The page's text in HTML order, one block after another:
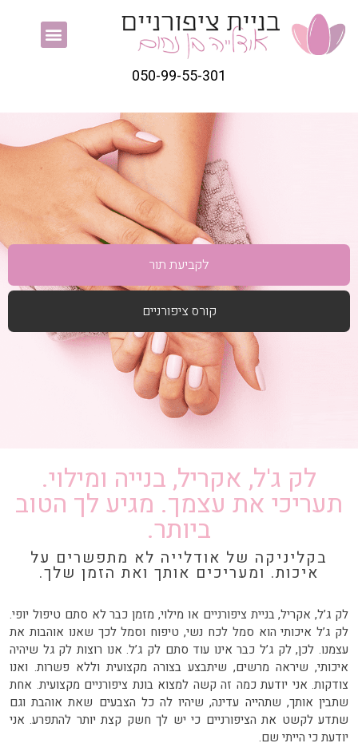
050-99-55-301
לקביעת תור
קורס ציפורניים
לק ג'ל, אקריל, בנייה ומילוי.
תעריכי את עצמך. מגיע לך הטוב
ביותר.
בקליניקה של אודלייה לא מתפשרים על
איכות. ומעריכים אותך ואת הזמן שלך.
לק ג’ל, אקריל, בניית ציפורניים או מילוי, מזמן כבר לא סתם טיפול יופי.
לק ג’ל איכותי הוא סמל לכח נשי, טיפוח וסמל לכך שאנו אוהבות את
עצמנו. לכן, לק ג’ל כבר אינו עוד סתם לק ג’ל. אנו רוצות לק גל שיהיה
איכותי, שיראה מרשים, שיתבצע בצורה מקצועית וללא פשרות. ואנו
צודקות. אני יודעת כמה זה קשה למצוא בונת ציפורניים מקצועית. אחת
שתבין אותך, שתהייה עדינה, שיהיו לה כל הצבעים שאת אוהבת וגם
שתדע לקשט את הציפורניים כי יש לך חשק קצת יותר להתפרע. אני
יודעת כי הייתי שם.